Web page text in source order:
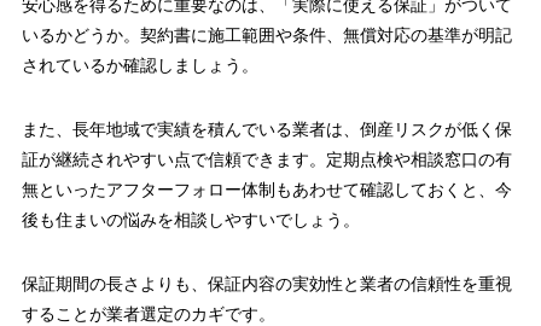
安心感を得るために重要なのは、「実際に使える保証」がついて
いるかどうか。契約書に施工範囲や条件、無償対応の基準が明記
されているか確認しましょう。
また、長年地域で実績を積んでいる業者は、倒産リスクが低く保
証が継続されやすい点で信頼できます。定期点検や相談窓口の有
無といったアフターフォロー体制もあわせて確認しておくと、今
後も住まいの悩みを相談しやすいでしょう。
保証期間の長さよりも、保証内容の実効性と業者の信頼性を重視
することが業者選定のカギです。